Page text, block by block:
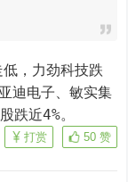
迪电子、敏实集
跌近4%。
50 赞
打赏